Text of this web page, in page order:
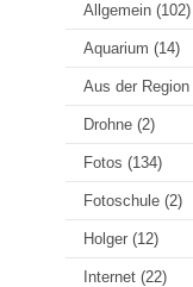
Allgemein (102)
Aquarium (14)
Aus der Region
Drohne (2)
Fotos (134)
Fotoschule (2)
Holger (12)
Internet (22)